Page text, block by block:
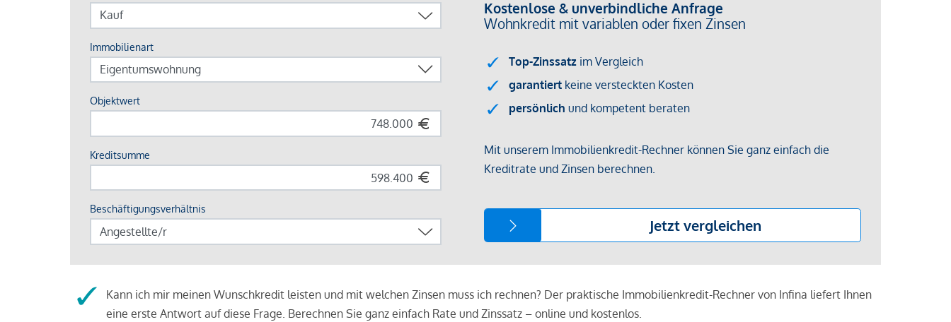
Kann ich mir meinen Wunschkredit leisten und mit welchen Zinsen muss ich rechnen? Der praktische Immobilienkredit-Rechner von Infina liefert Ihnen
eine erste Antwort auf diese Frage. Berechnen Sie ganz einfach Rate und Zinssatz – online und kostenlos.